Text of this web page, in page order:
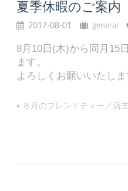
夏季休暇のご案内
2017-08-01 general
8月10日(木)から同月15
ます。
よろしくお願いいたしま
« ８月のブレンドティー／店